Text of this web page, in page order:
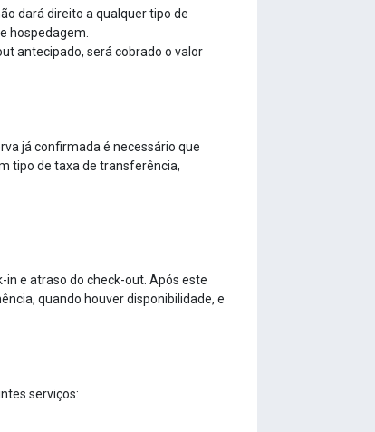
dará direito a qualquer tipo de
hospedagem.
antecipado, será cobrado o valor
já confirmada é necessário que
tipo de taxa de transferência,
in e atraso do check-out. Após este
quando houver disponibilidade, e
serviços: